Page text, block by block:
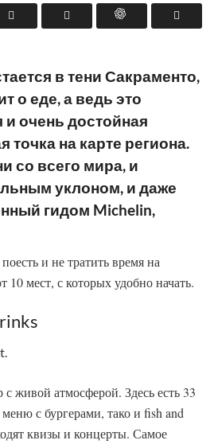
в тени Сакраменто,
о еде, а ведь это
очень достойная
точка на карте региона.
со всего мира, и
уклоном, и даже
гидом Michelin,
и не тратить время на
10 мест, с которых удобно начать.
живой атмосферой. Здесь есть 33
с бургерами, тако и fish and
квизы и концерты. Самое